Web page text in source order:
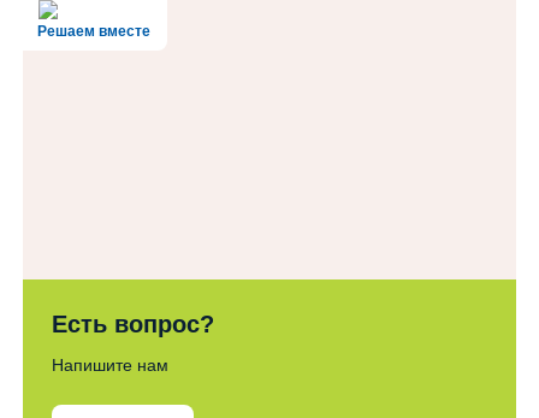
Решаем вместе
Есть вопрос?
Напишите нам